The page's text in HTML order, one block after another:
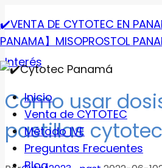
al
contenido
✔️VENTA DE CYTOTEC EN
PANAMA】MISOPROSTOL
MenúInicio
Venta de CYTOTEC
Método IVE
Preguntas Frecuentes
Interés
Como usar
pastillas cytotec